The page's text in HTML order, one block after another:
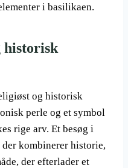
i basilikaen.
historisk
og historisk
perle og et symbol
rige arv. Et besøg i
kombinerer historie,
der efterlader et